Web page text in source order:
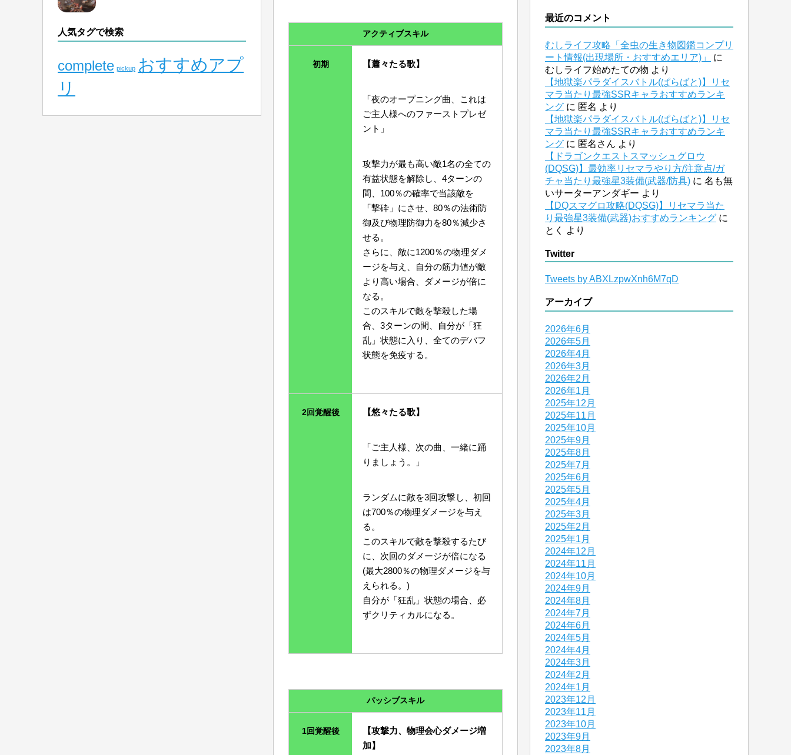
人気タグで検索
complete pickup おすすめアプ
リ
アクティブスキル
初期 【蕭々たる歌】
「夜のオープニング曲、これは
ご主人様へのファーストプレゼ
ント」
攻撃力が最も高い敵1名の全ての
有益状態を解除し、4ターンの
間、100％の確率で当該敵を
「撃砕」にさせ、80％の法術防
御及び物理防御力を80％減少さ
せる。
さらに、敵に1200％の物理ダメ
ージを与え、自分の筋力値が敵
より高い場合、ダメージが倍に
なる。
このスキルで敵を撃殺した場
合、3ターンの間、自分が「狂
乱」状態に入り、全てのデバフ
状態を免疫する。
2回覚醒後 【悠々たる歌】
「ご主人様、次の曲、一緒に踊
りましょう。」
ランダムに敵を3回攻撃し、初回
は700％の物理ダメージを与え
る。
このスキルで敵を撃殺するたび
に、次回のダメージが倍になる
(最大2800％の物理ダメージを与
えられる。)
自分が「狂乱」状態の場合、必
ずクリティカルになる。
パッシブスキル
1回覚醒後
【攻撃力、物理会心ダメージ増
加】
最近のコメント
むしライフ攻略「全虫の生き物図鑑コンプリ
ート情報(出現場所・おすすめエリア)」
に
むしライフ始めたての物 より
【地獄楽パラダイスバトル(ぱらばと)】リセ
マラ当たり最強SSRキャラおすすめランキ
ング に 匿名 より
【地獄楽パラダイスバトル(ぱらばと)】リセ
マラ当たり最強SSRキャラおすすめランキ
ング に 匿名さん より
【ドラゴンクエストスマッシュグロウ
(DQSG)】最効率リセマラやり方/注意点/ガ
チャ当たり最強星3装備(武器/防具) に 名も無
いサーターアンダギー より
【DQスマグロ攻略(DQSG)】リセマラ当た
り最強星3装備(武器)おすすめランキング に
とく
より
Twitter
Tweets by ABXLzpwXnh6M7qD
アーカイブ
2026年6月
2026年5月
2026年4月
2026年3月
2026年2月
2026年1月
2025年12月
2025年11月
2025年10月
2025年9月
2025年8月
2025年7月
2025年6月
2025年5月
2025年4月
2025年3月
2025年2月
2025年1月
2024年12月
2024年11月
2024年10月
2024年9月
2024年8月
2024年7月
2024年6月
2024年5月
2024年4月
2024年3月
2024年2月
2024年1月
2023年12月
2023年11月
2023年10月
2023年9月
2023年8月